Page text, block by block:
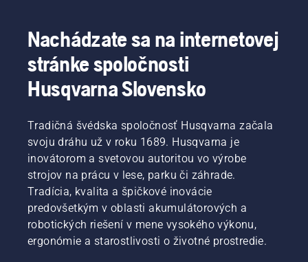
Nachádzate sa na internetovej
stránke spoločnosti
Husqvarna Slovensko
Tradičná švédska spoločnosť Husqvarna začala
svoju dráhu už v roku 1689. Husqvarna je
inovátorom a svetovou autoritou vo výrobe
strojov na prácu v lese, parku či záhrade.
Tradícia, kvalita a špičkové inovácie
predovšetkým v oblasti akumulátorových a
robotických riešení v mene vysokého výkonu,
ergonómie a starostlivosti o životné prostredie.